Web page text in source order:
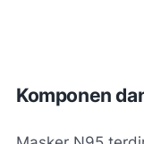
Komponen